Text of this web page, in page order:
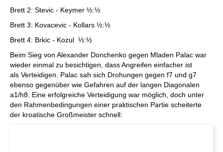
Brett 2: Stevic - Keymer ½:½
Brett 3: Kovacevic - Kollars ½:½
Brett 4: Brkic - Kozul ½:½
Beim Sieg von Alexander Donchenko gegen Mladen Palac war
wieder einmal zu besichtigen, dass Angreifen einfacher ist
als Verteidigen. Palac sah sich Drohungen gegen f7 und g7
ebenso gegenüber wie Gefahren auf der langen Diagonalen
a1/h8. Eine erfolgreiche Verteidigung war möglich, doch unter
den Rahmenbedingungen einer praktischen Partie scheiterte
der kroatische Großmeister schnell: